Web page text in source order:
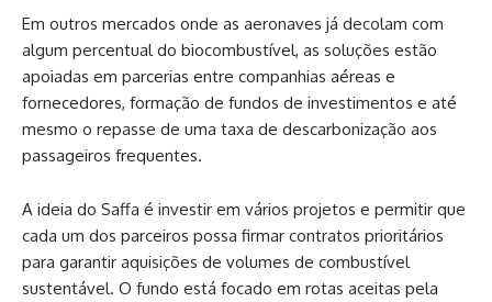
Em outros mercados onde as aeronaves já decolam com
algum percentual do biocombustível, as soluções estão
apoiadas em parcerias entre companhias aéreas e
fornecedores, formação de fundos de investimentos e até
mesmo o repasse de uma taxa de descarbonização aos
passageiros frequentes.
A ideia do Saffa é investir em vários projetos e permitir que
cada um dos parceiros possa firmar contratos prioritários
para garantir aquisições de volumes de combustível
sustentável. O fundo está focado em rotas aceitas pela